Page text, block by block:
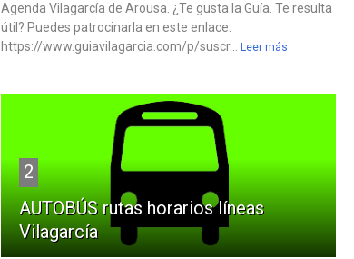
Agenda Vilagarcía de Arousa. ¿Te gusta la Guía. Te resulta
útil? Puedes patrocinarla en este enlace:
https://www.guiavilagarcia.com/p/suscr...
Leer más
2
AUTOBÚS rutas horarios líneas
Vilagarcía